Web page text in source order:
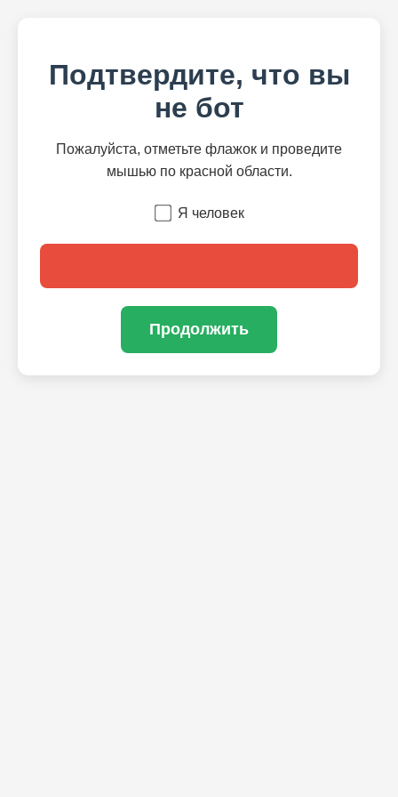
Подтвердите, что вы
не бот
Пожалуйста, отметьте флажок и проведите
мышью по красной области.
Я человек
Продолжить